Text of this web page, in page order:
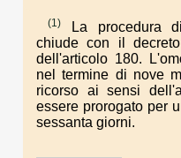
(1)
La procedura
chiude con il
dell'articolo 180.
nel termine di nove
ricorso ai sensi
essere prorogato per
sessanta giorni.